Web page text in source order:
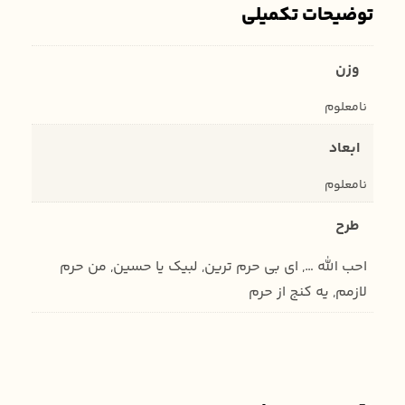
توضیحات تکمیلی
وزن
نامعلوم
ابعاد
نامعلوم
طرح
احب الله …, ای بی حرم ترین, لبیک یا حسین, من حرم
لازمم, یه کنج از حرم